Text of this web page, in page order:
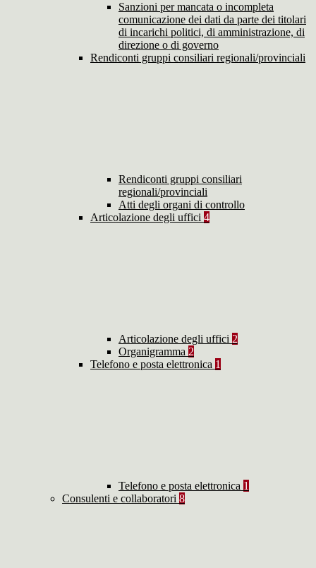
Sanzioni per mancata o incompleta
comunicazione dei dati da parte dei titolari
di incarichi politici, di amministrazione, di
direzione o di governo
Rendiconti gruppi consiliari regionali/provinciali
Rendiconti gruppi consiliari
regionali/provinciali
Atti degli organi di controllo
Articolazione degli uffici 4
Articolazione degli uffici 2
Organigramma 2
Telefono e posta elettronica 1
Telefono e posta elettronica 1
Consulenti e collaboratori 8